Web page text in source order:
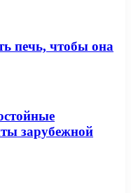
печь, чтобы она
зарубежной